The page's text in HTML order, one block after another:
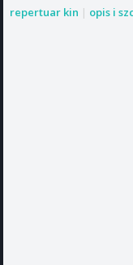
repertuar kin | opis i